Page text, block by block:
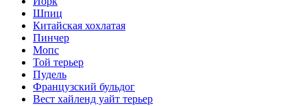
Шпиц
Китайская хохлатая
Пинчер
Мопс
Той терьер
Пудель
Французский бульдог
Вест хайленд уайт терьер